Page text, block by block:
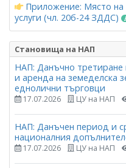
Приложение: Място на
услуги (чл. 20б-24 ЗДДС)
Становища на НАП
НАП: Данъчно
и аренда на земеделска
еднолични търговци
17.07.2026 ЦУ на НАП
НАП: Данъчен период и
националния
17.07.2026 ЦУ на НАП